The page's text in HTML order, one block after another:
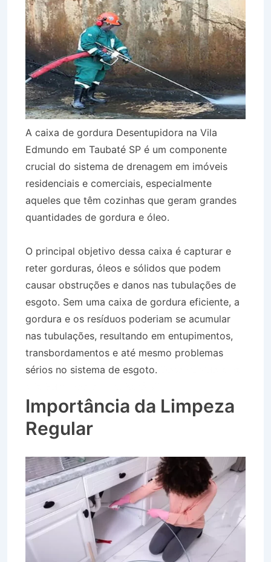
A caixa de gordura Desentupidora na Vila
Edmundo em Taubaté SP é um componente
crucial do sistema de drenagem em imóveis
residenciais e comerciais, especialmente
aqueles que têm cozinhas que geram grandes
quantidades de gordura e óleo.
O principal objetivo dessa caixa é capturar e
reter gorduras, óleos e sólidos que podem
causar obstruções e danos nas tubulações de
esgoto. Sem uma caixa de gordura eficiente, a
gordura e os resíduos poderiam se acumular
nas tubulações, resultando em entupimentos,
transbordamentos e até mesmo problemas
sérios no sistema de esgoto.
Importância da Limpeza
Regular